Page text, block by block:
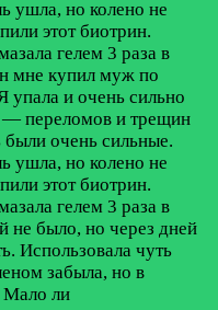
ушла, но колено не
этот биотрин.
гелем 3 раза в
мне купил муж по
упала и очень сильно
— переломов и трещин
были очень сильные.
ушла, но колено не
этот биотрин.
гелем 3 раза в
не было, но через дней
Использовала чуть
забыла, но в
Мало ли